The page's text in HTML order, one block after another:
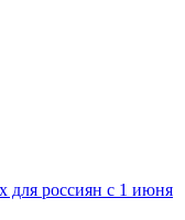
для россиян с 1 июня